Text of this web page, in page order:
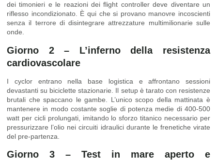
dei timonieri e le reazioni dei flight controller deve diventare un
riflesso incondizionato. È qui che si provano manovre incoscienti
senza il terrore di disintegrare attrezzature multimilionarie sulle
onde.
Giorno 2 – L’inferno della resistenza
cardiovascolare
I cyclor entrano nella base logistica e affrontano sessioni
devastanti su biciclette stazionarie. Il setup è tarato con resistenze
brutali che spaccano le gambe. L’unico scopo della mattinata è
mantenere in modo costante soglie di potenza medie di 400-500
watt per cicli prolungati, imitando lo sforzo titanico necessario per
pressurizzare l’olio nei circuiti idraulici durante le frenetiche virate
del pre-partenza.
Giorno 3 – Test in mare aperto e